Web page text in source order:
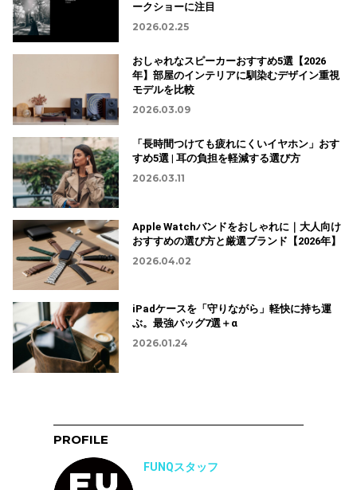
ークショーに注目
2026.02.25
おしゃれなスピーカーおすすめ5選【2026
年】部屋のインテリアに馴染むデザイン重視
モデルを比較
2026.03.09
「長時間つけても疲れにくいイヤホン」おす
すめ5選 | 耳の負担を軽減する選び方
2026.03.11
Apple Watchバンドをおしゃれに｜大人向け
おすすめの選び方と厳選ブランド【2026年】
2026.04.02
iPadケースを「守りながら」軽快に持ち運
ぶ。最強バッグ7選＋α
2026.01.24
PROFILE
FUNQスタッフ